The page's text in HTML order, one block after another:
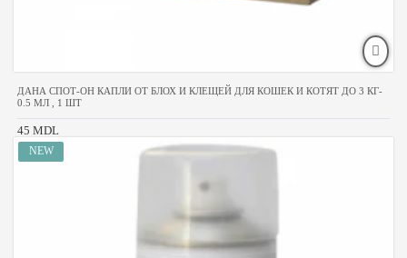
ДАНА СПОТ-ОН КАПЛИ ОТ БЛОХ И КЛЕЩЕЙ ДЛЯ КОШЕК И КОТЯТ ДО 3 КГ-
0.5 МЛ , 1 ШТ
45 MDL